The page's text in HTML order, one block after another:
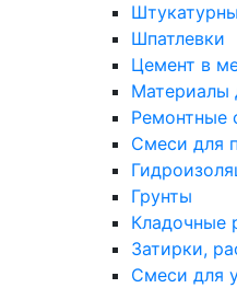
Шпатлевки
Цемент в
Материалы
Ремонтные
Смеси для
Грунты
Кладочные
Затирки,
Смеси для